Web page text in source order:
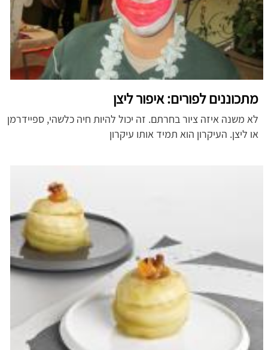
מתכוננים לפורים: איפור ליצן
לא משנה איזה ציור בחרתם. זה יכול להיות חיה כלשהי, ספיידרמן
או ליצן. העיקרון הוא תמיד אותו עיקרון